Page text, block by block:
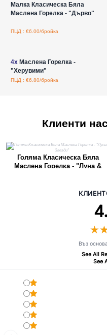
Малка Класическа Бяла
Маслена Горелка - "Дърво"
ПЦД : €6.00/бройка
4xМаслена Горелка -
"Херувими"
ПЦД : €6.80/бройка
Клиенти
Голяма Класическа Бяла
Маслена Горелка - "Луна &
★
★
Въз
See All
See